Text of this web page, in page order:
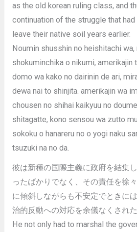
as the old korean ruling class, and
continuation of the struggle that
leave their native soil years earlier.
Noumin shusshin no heishitachi wa,
shokuminchika o nikumi, amerikajin
domo wa kako no dairinin de ari,
dewa nai to shinjita. amerikajin wa
chousen no shihai kaikyuu no
shitagatte, kono sensou wa zutto
sokoku o hanareru no o yogi naku
tsuzuki na no da.
彼は新種の国際主義に政府を結集
ったばかりでなく、その責任を徐
に傾斜しながらも不安定でときに
治的反動への対応を余儀なくされた
He not only had to marshal the